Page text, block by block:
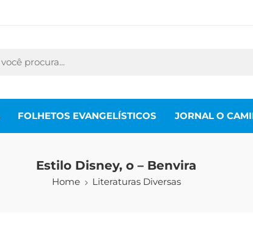
FOLHETOS EVANGELÍSTICOS JORNAL O
Estilo Disney, o – Benvira
Home Literaturas Diversas